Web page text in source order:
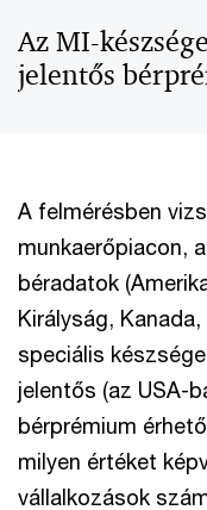
Az MI-
jelentős
A felmérésben
munkaerőpiacon,
béradatok
Királyság,
speciális
jelentős (az USA-
bérprémium
milyen értéket
vállalkozások